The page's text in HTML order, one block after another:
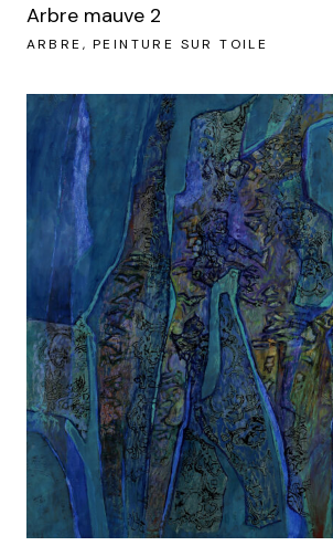
Arbre mauve 2
ARBRE PEINTURE SUR TOILE